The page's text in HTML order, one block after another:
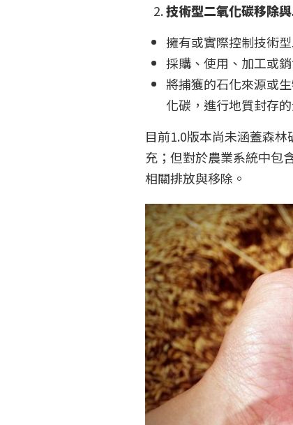
技術型二氧化碳移除
擁有或實際控制技術
採購、使用、加工或
將捕獲的石化來源或
化碳，進行地質封存的
目前1.0版本尚未涵蓋森
充；但對於農業系統中包
相關排放與移除。